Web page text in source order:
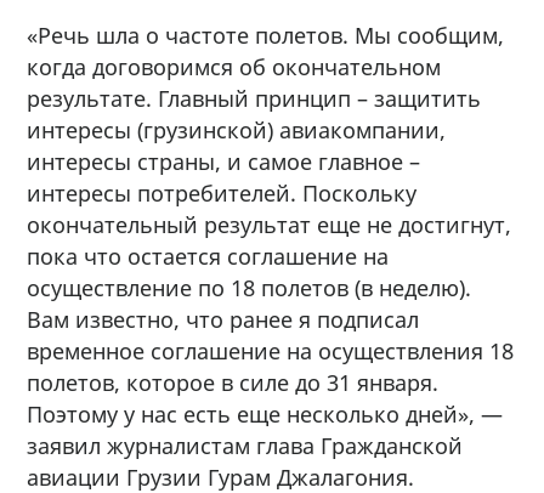
«Речь шла о частоте полетов. Мы сообщим,
когда договоримся об окончательном
результате. Главный принцип – защитить
интересы (грузинской) авиакомпании,
интересы страны, и самое главное –
интересы потребителей. Поскольку
окончательный результат еще не достигнут,
пока что остается соглашение на
осуществление по 18 полетов (в неделю).
Вам известно, что ранее я подписал
временное соглашение на осуществления 18
полетов, которое в силе до 31 января.
Поэтому у нас есть еще несколько дней», —
заявил журналистам глава Гражданской
авиации Грузии Гурам Джалагония.